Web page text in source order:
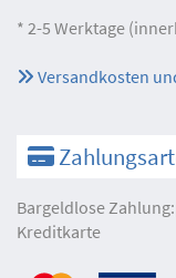
* 2-5 Werktage
Versandkosten
Bargeldlose
Kreditkarte